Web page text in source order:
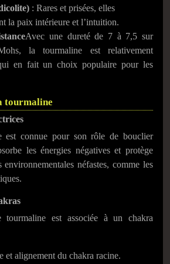
: Rares et prisées, elles
la paix intérieure et l’intuition.
Avec une dureté de 7 à 7,5 sur
la tourmaline est relativement
en fait un choix populaire pour les
tourmaline
est connue pour son rôle de bouclier
les énergies négatives et protège
néfastes, comme les
tourmaline est associée à un chakra
et alignement du chakra racine.